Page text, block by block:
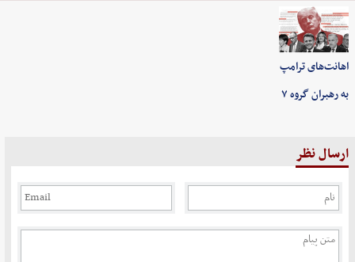
اهانت‌های ترامپ
به رهبران گروه ۷
ارسال نظر